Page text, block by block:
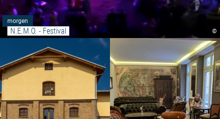
©
morgen
N.E.M.O. - Festival
Meer lezen: "Neustrelitz Stasi